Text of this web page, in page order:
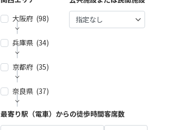
区・港
区・大
田区 (1
| … 目黒
田谷
| … 豊島
区・文
| … 鎌倉
子・横
市・藤
| … 相模
茅ヶ崎
市・平
| … 厚木
じみ野
| … 狭山
深谷
巣市 (6)
市・熊
谷市・
橋市・
市 (21)
市・市
市・佐
4)
宮市 (6)
| … 稲沢
市/・尾
海市・
関市・
羽島
市・中
| … 鈴鹿
市・松
郡 (3)
大阪府 (98)
| … 大阪
市 (61)
阪市 ・
枚方
田市・
泉佐野
兵庫県 (34)
| … 神戸
屋市 (1
5)
| … 尼崎
京都府 (35)
| … 京都
治市 (1
奈良県 (37)
| … 奈良
市・橿
最寄り駅（電車）からの徒歩時間客席数